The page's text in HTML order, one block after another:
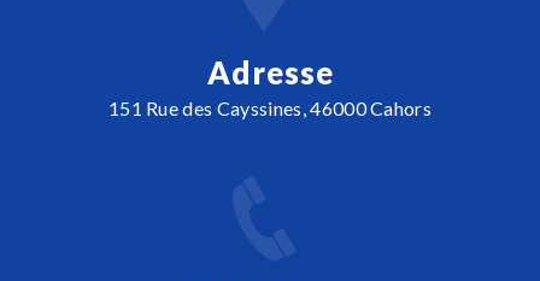
Adresse
151 Rue des Cayssines, 46000 Cahors